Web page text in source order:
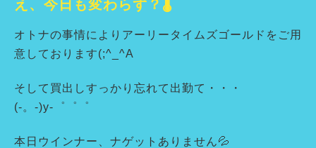
え、今日も変わらず？🌡
オトナの事情によりアーリータイムズゴールドをご用
意しております(;^_^A
そして買出しすっかり忘れて出勤て・・・
(-。-)y-゜゜゜
本日ウインナー、ナゲットありません💦